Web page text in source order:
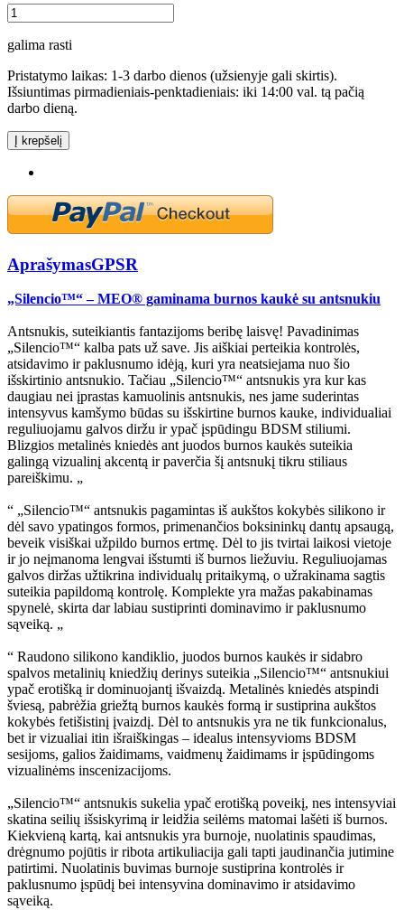
galima rasti
Pristatymo laikas: 1-3 darbo dienos (užsienyje gali skirtis).
Išsiuntimas pirmadieniais-penktadieniais: iki 14:00 val. tą pačią
darbo dieną.
Į krepšelį
AprašymasGPSR
„Silencio™“ – MEO® gaminama burnos kaukė su antsnukiu
Antsnukis, suteikiantis fantazijoms beribę laisvę! Pavadinimas
„Silencio™“ kalba pats už save. Jis aiškiai perteikia kontrolės,
atsidavimo ir paklusnumo idėją, kuri yra neatsiejama nuo šio
išskirtinio antsnukio. Tačiau „Silencio™“ antsnukis yra kur kas
daugiau nei įprastas kamuolinis antsnukis, nes jame suderintas
intensyvus kamšymo būdas su išskirtine burnos kauke, individualiai
reguliuojamu galvos diržu ir ypač įspūdingu BDSM stiliumi.
Blizgios metalinės kniedės ant juodos burnos kaukės suteikia
galingą vizualinį akcentą ir paverčia šį antsnukį tikru stiliaus
pareiškimu. „
“ „Silencio™“ antsnukis pagamintas iš aukštos kokybės silikono ir
dėl savo ypatingos formos, primenančios boksininkų dantų apsaugą,
beveik visiškai užpildo burnos ertmę. Dėl to jis tvirtai laikosi vietoje
ir jo neįmanoma lengvai išstumti iš burnos liežuviu. Reguliuojamas
galvos diržas užtikrina individualų pritaikymą, o užrakinama sagtis
suteikia papildomą kontrolę. Komplekte yra mažas pakabinamas
spynelė, skirta dar labiau sustiprinti dominavimo ir paklusnumo
sąveiką. „
“ Raudono silikono kandiklio, juodos burnos kaukės ir sidabro
spalvos metalinių kniedžių derinys suteikia „Silencio™“ antsnukiui
ypač erotišką ir dominuojantį išvaizdą. Metalinės kniedės atspindi
šviesą, pabrėžia griežtą burnos kaukės formą ir sustiprina aukštos
kokybės fetišistinį įvaizdį. Dėl to antsnukis yra ne tik funkcionalus,
bet ir vizualiai itin išraiškingas – idealus intensyvioms BDSM
sesijoms, galios žaidimams, vaidmenų žaidimams ir įspūdingoms
vizualinėms inscenizacijoms.
„Silencio™“ antsnukis sukelia ypač erotišką poveikį, nes intensyviai
skatina seilių išsiskyrimą ir leidžia seilėms matomai lašėti iš burnos.
Kiekvieną kartą, kai antsnukis yra burnoje, nuolatinis spaudimas,
drėgnumo pojūtis ir ribota artikuliacija gali tapti jaudinančia jutimine
patirtimi. Nuolatinis buvimas burnoje sustiprina kontrolės ir
paklusnumo įspūdį bei intensyvina dominavimo ir atsidavimo
sąveiką.